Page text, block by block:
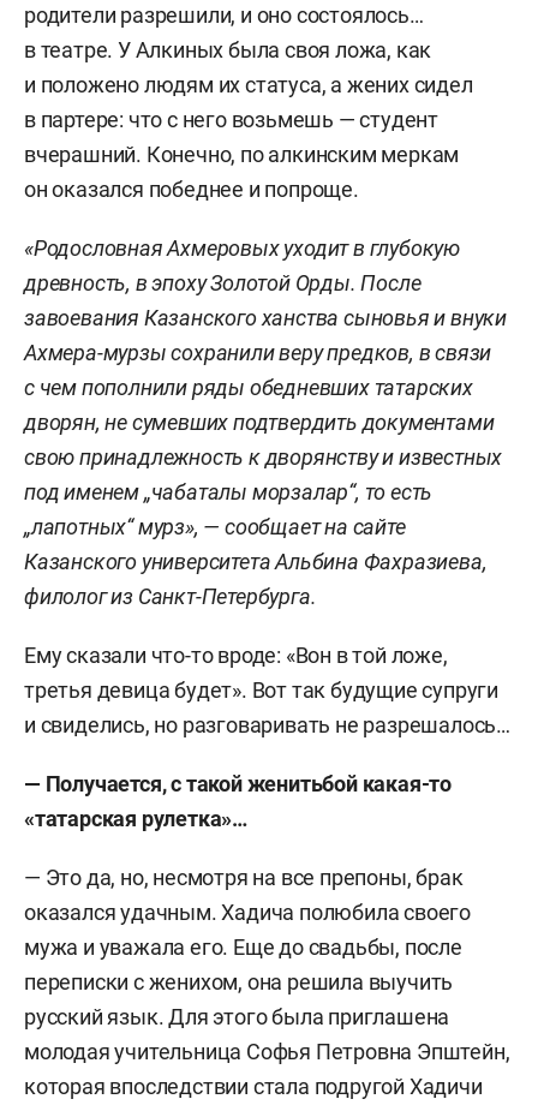
родители разрешили, и оно состоялось…
в театре. У Алкиных была своя ложа, как
и положено людям их статуса, а жених сидел
в партере: что с него возьмешь — студент
вчерашний. Конечно, по алкинским меркам
он оказался победнее и попроще.
«Родословная Ахмеровых уходит в глубокую
древность, в эпоху Золотой Орды. После
завоевания Казанского ханства сыновья и внуки
Ахмера-мурзы сохранили веру предков, в связи
с чем пополнили ряды обедневших татарских
дворян, не сумевших подтвердить документами
свою принадлежность к дворянству и известных
под именем „чабаталы морзалар“, то есть
„лапотных“ мурз», — сообщает на сайте
Казанского университета Альбина Фахразиева,
филолог из Санкт-Петербурга.
Ему сказали что-то вроде: «Вон в той ложе,
третья девица будет». Вот так будущие супруги
и свиделись, но разговаривать не разрешалось…
— Получается, с такой женитьбой какая-то
«татарская рулетка»…
— Это да, но, несмотря на все препоны, брак
оказался удачным. Хадича полюбила своего
мужа и уважала его. Еще до свадьбы, после
переписки с женихом, она решила выучить
русский язык. Для этого была приглашена
молодая учительница Софья Петровна Эпштейн,
которая впоследствии стала подругой Хадичи